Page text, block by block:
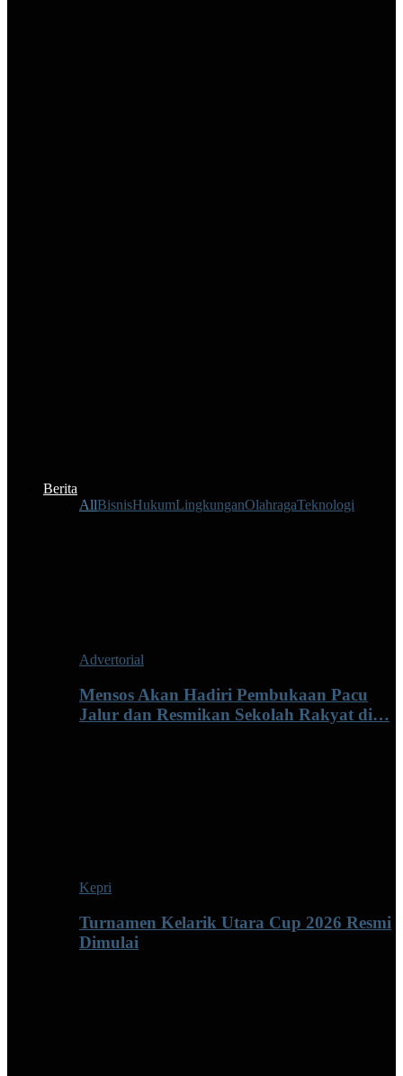
Berita
AllBisnisHukumLingkunganOlahragaTeknologi
Advertorial
Mensos Akan Hadiri Pembukaan Pacu
Jalur dan Resmikan Sekolah Rakyat di…
Kepri
Turnamen Kelarik Utara Cup 2026 Resmi
Dimulai